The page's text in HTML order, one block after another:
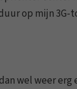
op mijn
wel weer